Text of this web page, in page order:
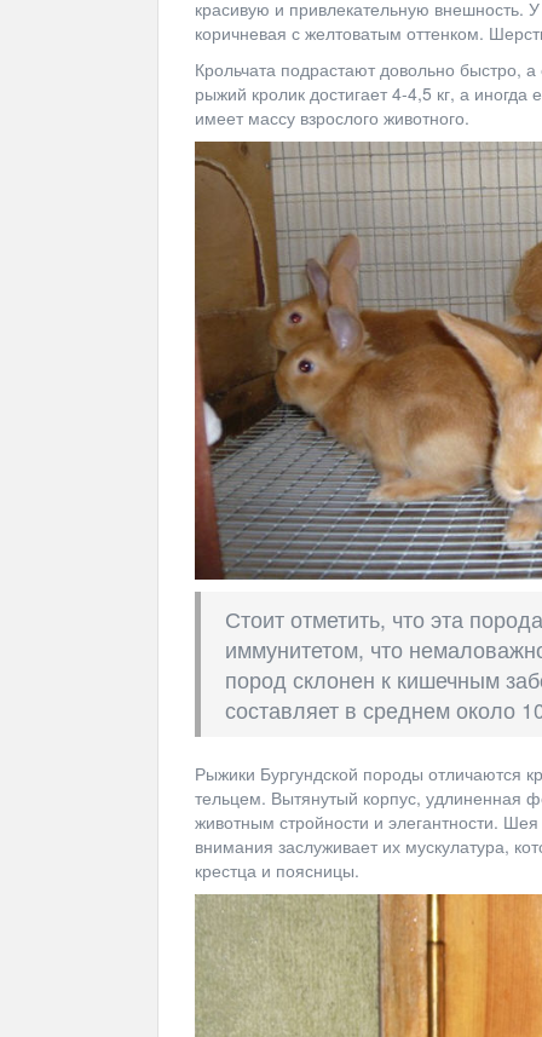
красивую и привлекательную внешность.
коричневая с желтоватым оттенком.
Крольчата подрастают довольно быстро,
рыжий кролик достигает 4-4,5 кг, а
имеет массу взрослого животного.
Стоит отметить, что эта
иммунитетом, что
пород склонен к кишечным
составляет в среднем около
Рыжики Бургундской породы отличаются
тельцем. Вытянутый корпус, удлиненная
животным стройности и элегантности.
внимания заслуживает их мускулатура,
крестца и поясницы.